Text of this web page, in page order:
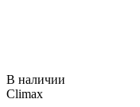
В наличии
Climax